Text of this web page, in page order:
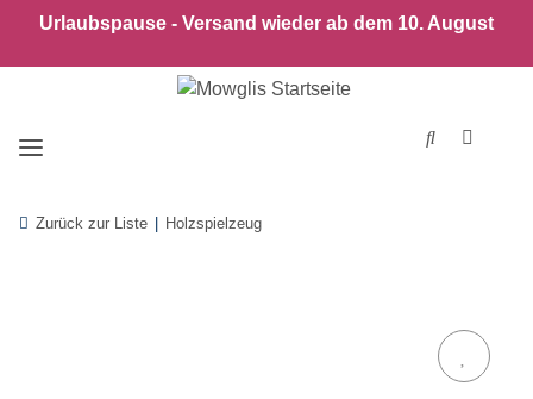
Urlaubspause - Versand wieder ab dem 10. August
Zurück zur Liste Holzspielzeug